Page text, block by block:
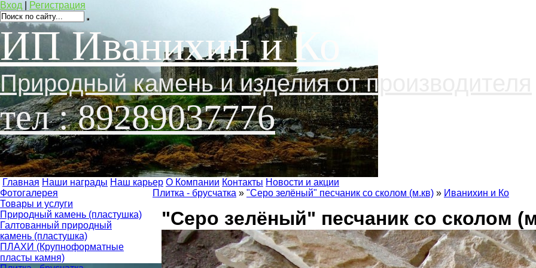
Вход Регистрация
ИП Иванихин и Ко
Природный камень и изделия от производителя
тел : 89289037776
Главная Наши награды Наш карьер О Компании Контакты Новости и акции
Фотогалерея
Товары и услуги
Природный камень (пластушка)
Галтованный природный
камень (пластушка)
ПЛАХИ (Крупноформатные
пласты камня)
Плитка - брусчатка » "Серо зелёный" песчаник со сколом (м.кв) » Иванихин и Ко
"Серо зелёный" песчаник со сколом